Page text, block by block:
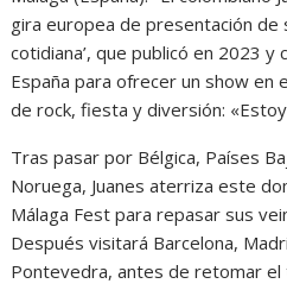
gira europea de presentación de
cotidiana’, que publicó en 2023 y
España para ofrecer un show en
de rock, fiesta y diversión:
Tras pasar por Bélgica, Países
Noruega, Juanes aterriza este
Málaga Fest para repasar sus
Después visitará Barcelona,
Pontevedra, antes de retomar el